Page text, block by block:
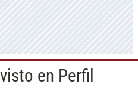
en Perfil